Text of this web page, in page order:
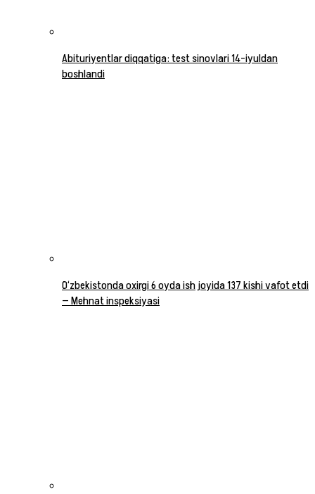
Abituriyentlar diqqatiga: test sinovlari 14-iyuldan
boshlandi
O‘zbekistonda oxirgi 6 oyda ish joyida 137 kishi vafot etdi
— Mehnat inspeksiyasi